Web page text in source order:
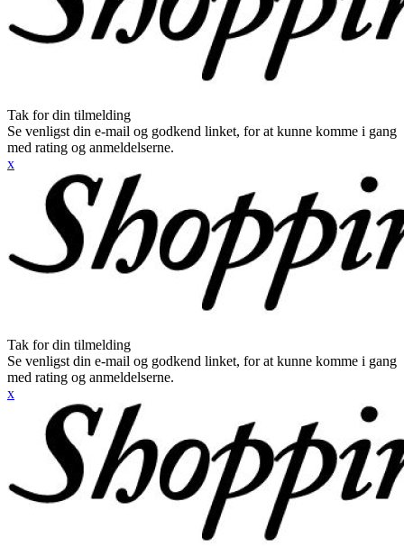
Tak for din tilmelding
Se venligst din e-mail og godkend linket, for at kunne komme i gang
med rating og anmeldelserne.
x
Tak for din tilmelding
Se venligst din e-mail og godkend linket, for at kunne komme i gang
med rating og anmeldelserne.
x